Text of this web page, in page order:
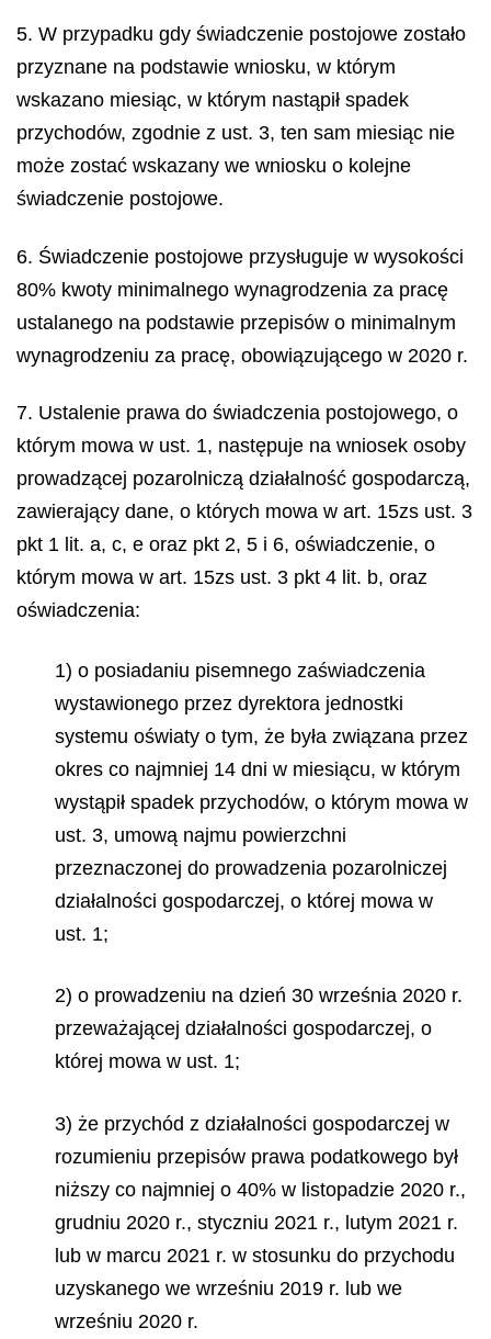
5. W przypadku gdy świadczenie postojowe zostało
przyznane na podstawie wniosku, w którym
wskazano miesiąc, w którym nastąpił spadek
przychodów, zgodnie z ust. 3, ten sam miesiąc nie
może zostać wskazany we wniosku o kolejne
świadczenie postojowe.
6. Świadczenie postojowe przysługuje w wysokości
80% kwoty minimalnego wynagrodzenia za pracę
ustalanego na podstawie przepisów o minimalnym
wynagrodzeniu za pracę, obowiązującego w 2020 r.
7. Ustalenie prawa do świadczenia postojowego, o
którym mowa w ust. 1, następuje na wniosek osoby
prowadzącej pozarolniczą działalność gospodarczą,
zawierający dane, o których mowa w art. 15zs ust. 3
pkt 1 lit. a, c, e oraz pkt 2, 5 i 6, oświadczenie, o
którym mowa w art. 15zs ust. 3 pkt 4 lit. b, oraz
oświadczenia:
1) o posiadaniu pisemnego zaświadczenia
wystawionego przez dyrektora jednostki
systemu oświaty o tym, że była związana przez
okres co najmniej 14 dni w miesiącu, w którym
wystąpił spadek przychodów, o którym mowa w
ust. 3, umową najmu powierzchni
przeznaczonej do prowadzenia pozarolniczej
działalności gospodarczej, o której mowa w
ust. 1;
2) o prowadzeniu na dzień 30 września 2020 r.
przeważającej działalności gospodarczej, o
której mowa w ust. 1;
3) że przychód z działalności gospodarczej w
rozumieniu przepisów prawa podatkowego był
niższy co najmniej o 40% w listopadzie 2020 r.,
grudniu 2020 r., styczniu 2021 r., lutym 2021 r.
lub w marcu 2021 r. w stosunku do przychodu
uzyskanego we wrześniu 2019 r. lub we
wrześniu 2020 r.